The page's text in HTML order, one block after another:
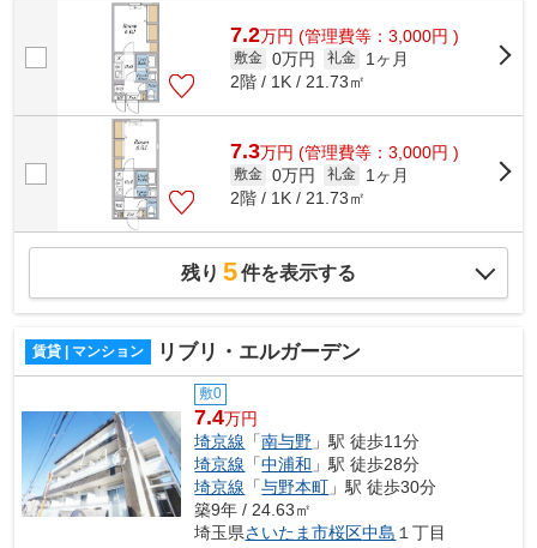
7.2万円 (管理費等：3,000円 )
敷金 0万円 礼金
1ヶ月
2階 / 1K / 21.73㎡
7.3万円 (管理費等：3,000円 )
敷金 0万円 礼金
1ヶ月
2階 / 1K / 21.73㎡
残り 5件を表示する
賃貸 | マンション リブリ・エルガーデン
敷0
7.4万円
埼京線 「南与野 」駅 徒歩11分
埼京線 「中浦和 」駅 徒歩28分
埼京線 「与野本町 」駅 徒歩30分
築9年 / 24.63㎡
埼玉県さいたま市桜区中島 １丁目